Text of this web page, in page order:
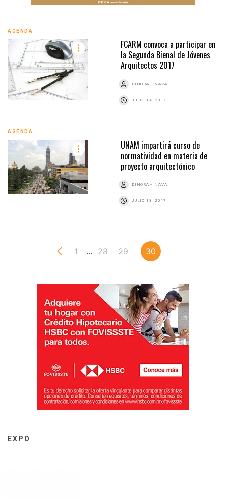
AGENDA
FCARM convoca a participar en
la Segunda Bienal de Jóvenes
Arquitectos 2017
DINORAH NAVA
JULIO 14, 2017
AGENDA
UNAM impartirá curso de
normatividad en materia de
proyecto arquitectónico
DINORAH NAVA
JULIO 13, 2017
1 … 28 29 30
EXPO